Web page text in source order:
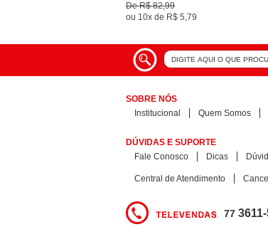
DeR$ 82,99
ou 10x de R$ 5,79
SOBRE NÓS
Institucional
Quem Somos
DÚVIDAS E SUPORTE
Fale Conosco
Dicas
Central de Atendimento
77